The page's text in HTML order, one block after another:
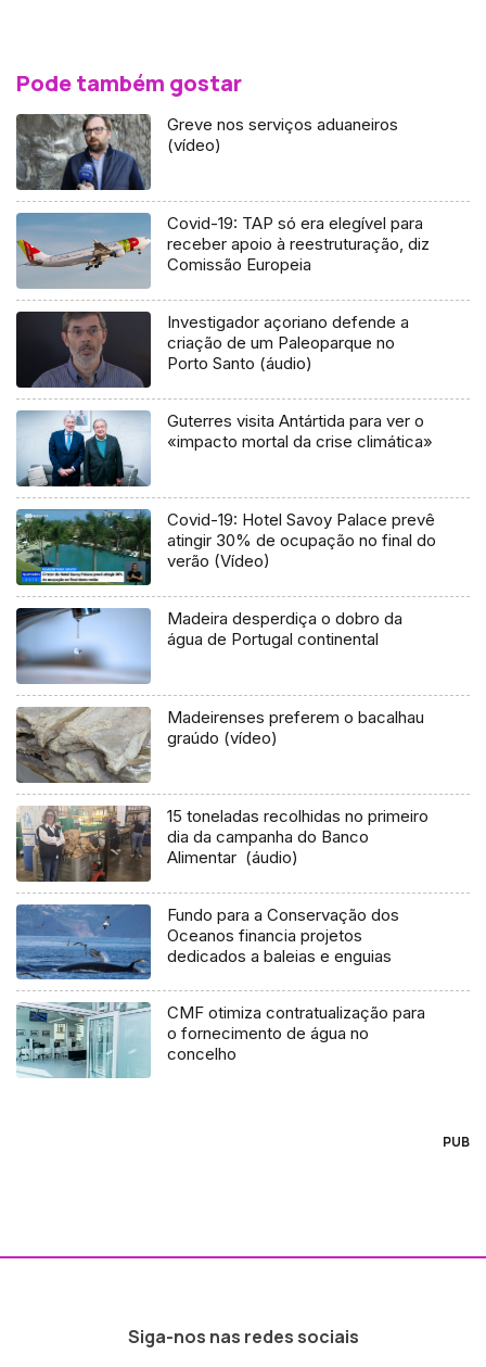
Pode também gostar
Greve nos serviços aduaneiros
(vídeo)
Covid-19: TAP só era elegível para
receber apoio à reestruturação, diz
Comissão Europeia
Investigador açoriano defende a
criação de um Paleoparque no
Porto Santo (áudio)
Guterres visita Antártida para ver o
«impacto mortal da crise climática»
Covid-19: Hotel Savoy Palace prevê
atingir 30% de ocupação no final do
verão (Vídeo)
Madeira desperdiça o dobro da
água de Portugal continental
Madeirenses preferem o bacalhau
graúdo (vídeo)
15 toneladas recolhidas no primeiro
dia da campanha do Banco
Alimentar (áudio)
Fundo para a Conservação dos
Oceanos financia projetos
dedicados a baleias e enguias
CMF otimiza contratualização para
o fornecimento de água no
concelho
PUB
Siga-nos nas redes sociais